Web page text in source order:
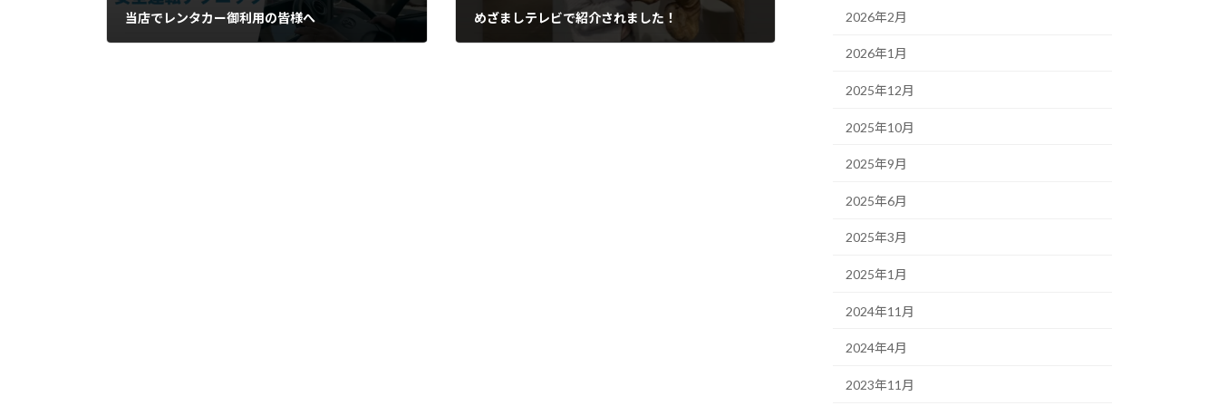
当店でレンタカー御利用の皆様へ めざましテレビで紹介されました！ 2026年2月
2026年1月
2025年12月
2025年10月
2025年9月
2025年6月
2025年3月
2025年1月
2024年11月
2024年4月
2023年11月